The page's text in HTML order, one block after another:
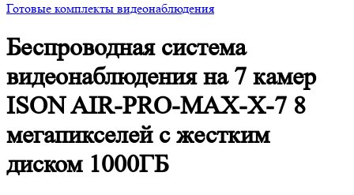
Готовые комплекты видеонаблюдения
Беспроводная система
видеонаблюдения на 7 камер
ISON AIR-PRO-MAX-X-7 8
мегапикселей с жестким
диском 1000ГБ